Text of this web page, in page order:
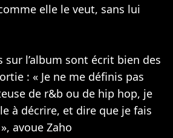
elle le veut, sans lui
sur l’album sont écrit bien des
: « Je ne me définis pas
de r&b ou de hip hop, je
à décrire, et dire que je fais
avoue Zaho